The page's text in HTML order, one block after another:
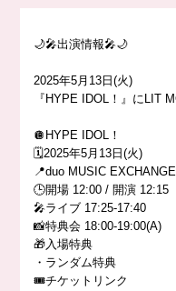
🌙🎤出演情報🎤🌙
2025年5月13日(火)
『HYPE IDOL！』にLIT
🪩HYPE IDOL！
🗓️2025年5月13日(火)
📍duo MUSIC EXCHANGE
🕒開場 12:00 / 開演 12:15
🎤ライブ 17:25-17:40
📸特典会 18:00-19:00(A)
🎁入場特典
・ランダム特典
🎟️チケットリンク